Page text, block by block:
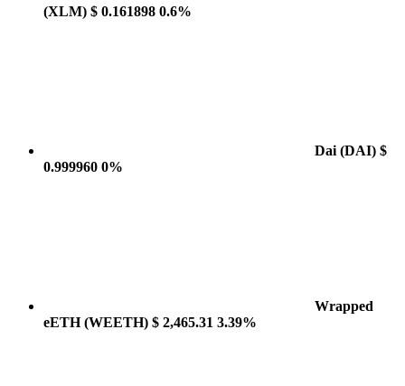
(XLM) $ 0.161898 0.6%
Dai (DAI) $
0.999960 0%
Wrapped
eETH(WEETH) $ 2,465.31 3.39%